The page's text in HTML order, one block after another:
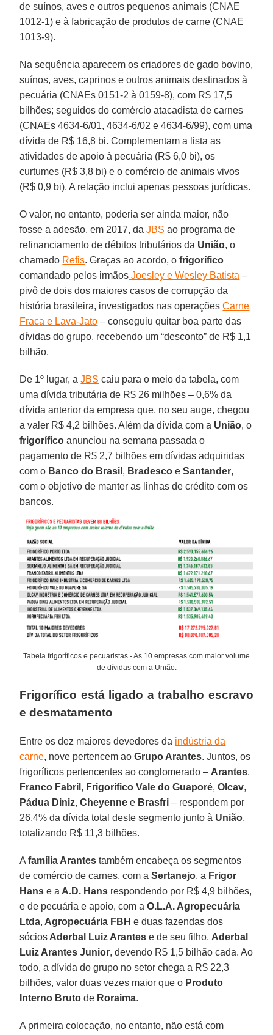
de suínos, aves e outros pequenos animais (CNAE
1012-1) e à fabricação de produtos de carne (CNAE
1013-9).
Na sequência aparecem os criadores de gado bovino,
suínos, aves, caprinos e outros animais destinados à
pecuária (CNAEs 0151-2 à 0159-8), com R$ 17,5
bilhões; seguidos do comércio atacadista de carnes
(CNAEs 4634-6/01, 4634-6/02 e 4634-6/99), com uma
dívida de R$ 16,8 bi. Complementam a lista as
atividades de apoio à pecuária (R$ 6,0 bi), os
curtumes (R$ 3,8 bi) e o comércio de animais vivos
(R$ 0,9 bi). A relação inclui apenas pessoas jurídicas.
O valor, no entanto, poderia ser ainda maior, não
fosse a adesão, em 2017, daJBS ao programa de
refinanciamento de débitos tributários da União, o
chamado Refis. Graças ao acordo, ofrigorífico
comandado pelos irmãos Joesley e Wesley Batista –
pivô de dois dos maiores casos de corrupção da
história brasileira, investigados nas operaçõesCarne
Fraca e Lava-Jato – conseguiu quitar boa parte das
dívidas do grupo, recebendo um “desconto” de R$ 1,1
bilhão.
De 1º lugar, aJBS caiu para o meio da tabela, com
uma dívida tributária de R$ 26 milhões – 0,6% da
dívida anterior da empresa que, no seu auge, chegou
a valer R$ 4,2 bilhões. Além da dívida com a União, o
frigorífico anunciou na semana passada o
pagamento de R$ 2,7 bilhões em dívidas adquiridas
com o Banco do Brasil , Bradesco eSantander,
com o objetivo de manter as linhas de crédito com os
bancos.
Tabela frigoríficos e pecuaristas - As 10 empresas com maior volume
de dívidas com a União.
Frigorífico está ligado a trabalho escravo
e desmatamento
Entre os dez maiores devedores da indústria da
carne, nove pertencem aoGrupo Arantes. Juntos, os
frigoríficos pertencentes ao conglomerado – Arantes,
Franco Fabril , Frigorífico Vale do Guaporé,Olcav,
Pádua Diniz,Cheyenne e Brasfri – respondem por
26,4% da dívida total deste segmento junto à União,
totalizando R$ 11,3 bilhões.
Afamília Arantes também encabeça os segmentos
de comércio de carnes, com aSertanejo, a Frigor
Hans e a A.D. Hans respondendo por R$ 4,9 bilhões,
e de pecuária e apoio, com aO.L.A. Agropecuária
Ltda, Agropecuária FBH e duas fazendas dos
sócios Aderbal Luiz Arantes e de seu filho, Aderbal
Luiz Arantes Junior, devendo R$ 1,5 bilhão cada. Ao
todo, a dívida do grupo no setor chega a R$ 22,3
bilhões, valor duas vezes maior que o Produto
Interno Bruto de Roraima.
A primeira colocação, no entanto, não está com